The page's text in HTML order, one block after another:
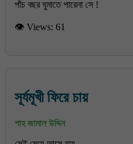
👁 Views: 61
সূর্যমূখী ফিরে চায়
শাহ জামাল উদ্দিন